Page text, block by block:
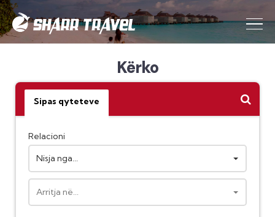
Kërko
Sipas qyteteve
Relacioni
Nisja nga...
Arritja në...